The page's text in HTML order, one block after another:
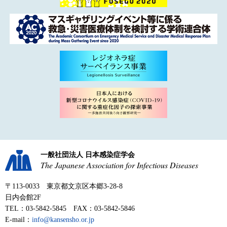
一般社団法人 日本感染症学会
The Japanese Association for Infectious Diseases
〒113-0033 東京都文京区本郷3-28-8
日内会館2F
TEL：03-5842-5845 FAX：03-5842-5846
E-mail： info@kansensho.or.jp